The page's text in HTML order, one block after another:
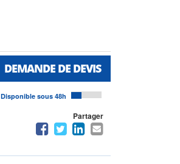
DEMANDE DE DEVIS
Disponible sous 48h
Partager